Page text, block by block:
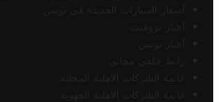
أسعار السيارات الجديدة في تونس
أخبار تروفيت
أخبار تونس
رابط خلفي مجاني
قائمة الشركات الأهلية المحلية
قائمة الشركات الأهلية الجهوية